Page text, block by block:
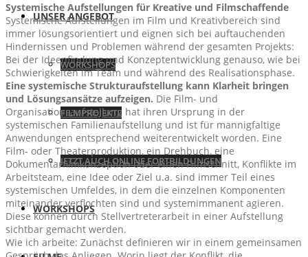
UNSER ANGEBOT
WORKSHOPS
FILMPROJEKTE
JETZT AUCH ONLINE FORTBILDUNGEN
WORKSHOPS
Systemische Aufstellungen für Kreative und Filmschaffende
Systemische Aufstellungen im Film und Kreativbereich sind
immer lösungsorientiert und eignen sich bei auftauchenden
Hindernissen und Problemen während der gesamten Projekts:
Bei der Ideenfindung und Konzeptentwicklung genauso, wie bei
Schwierigkeiten im Team und während des Realisationsphase.
Eine systemische Strukturaufstellung kann Klarheit bringen
und Lösungsansätze aufzeigen. Die Film- und
Organisationsaufstellung hat ihren Ursprung in der
systemischen Familienaufstellung und ist für mannigfaltige
Anwendungen entsprechend weiterentwickelt worden. Eine
Film- oder Theaterproduktion, ein Drehbuch, eine
Dokumentarfilmkonzeption oder einen Filmschnitt, Konflikte im
Arbeitsteam, eine Idee oder Ziel u.a. sind immer Teil eines
systemischen Umfeldes, in dem die einzelnen Komponenten
miteinander verflochten sind und systemimmanent agieren.
Diese können durch Stellvertreterarbeit in einer Aufstellung
sichtbar gemacht werden.
Wie ich arbeite: Zunächst definieren wir in einem gemeinsamen